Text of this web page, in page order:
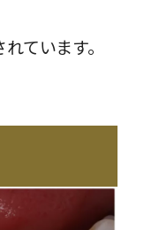
ています。